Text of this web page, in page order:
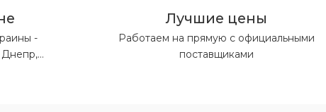
-
Днепр,
Лучшие цены
Работаем на прямую с официальными
поставщиками